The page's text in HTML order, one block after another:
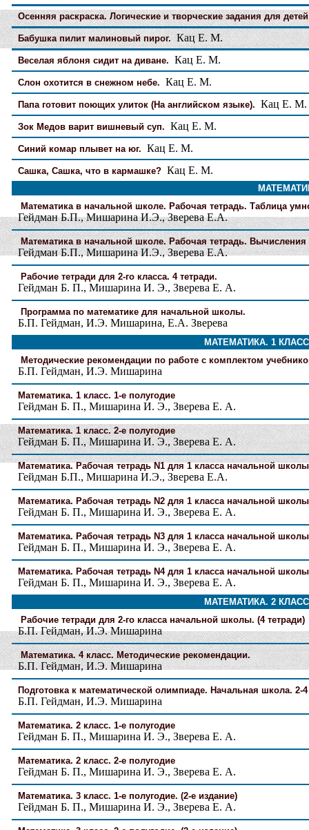
Осенняя раскраска. Логические и творческие задания для детей
Бабушка пилит малиновый пирог.Кац Е. М.
Веселая яблоня сидит на диване. Кац Е. М.
Слон охотится в снежном небе. Кац Е. М.
Папа готовит поющих улиток (На английском языке). Кац Е. М.
Зок Медов варит вишневый суп. Кац Е. М.
Синий комар плывет на юг. Кац Е. М.
Сашка, Сашка, что в кармашке? Кац Е. М.
Математика в начальной школе. Рабочая тетрадь. Таблица
Гейдман Б.П., Мишарина И.Э., Зверева Е.А.
Математика в начальной школе. Рабочая тетрадь. Вычисления
Гейдман Б.П., Мишарина И.Э., Зверева Е.А.
Рабочие тетради для 2-го класса. 4 тетради.
Гейдман Б. П., Мишарина И. Э., Зверева Е. А.
Программа по математике для начальной школы.
Б.П. Гейдман, И.Э. Мишарина, Е.А. Зверева
МАТЕМАТИКА. 1 КЛАСС
Методические рекомендации по работе с комплектом
Б.П. Гейдман, И.Э. Мишарина
Математика. 1 класс. 1-е полугодие
Гейдман Б. П., Мишарина И. Э., Зверева Е. А.
Математика. 1 класс. 2-е полугодие
Гейдман Б. П., Мишарина И. Э., Зверева Е. А.
Математика. Рабочая тетрадь N1 для 1 класса начальной школы
Гейдман Б.П., Мишарина И.Э., Зверева Е.А.
Математика. Рабочая тетрадь N2 для 1 класса начальной
Гейдман Б. П., Мишарина И. Э., Зверева Е. А.
Математика. Рабочая тетрадь N3 для 1 класса начальной
Гейдман Б. П., Мишарина И. Э., Зверева Е. А.
Математика. Рабочая тетрадь N4 для 1 класса начальной
Гейдман Б. П., Мишарина И. Э., Зверева Е. А.
МАТЕМАТИКА. 2 КЛАСС
Рабочие тетради для 2-го класса начальной школы. (4 тетради)
Б.П. Гейдман, И.Э. Мишарина
Математика. 4 класс. Методические рекомендации.
Б.П. Гейдман, И.Э. Мишарина
Подготовка к математической олимпиаде. Начальная школа. 2-
Б.П. Гейдман, И.Э. Мишарина
Математика. 2 класс. 1-е полугодие
Гейдман Б. П., Мишарина И. Э., Зверева Е. А.
Математика. 2 класс. 2-е полугодие
Гейдман Б. П., Мишарина И. Э., Зверева Е. А.
Математика. 3 класс. 1-е полугодие. (2-е издание)
Гейдман Б. П., Мишарина И. Э., Зверева Е. А.